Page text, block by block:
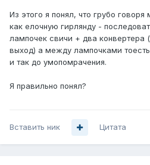
Из этого я понял, что грубо
как елочную гирлянду -
лампочек свичи + два конвертера
выход) а между лампочками
и так до умопомрачения.
Я правильно понял?
Вставить ник Цитата